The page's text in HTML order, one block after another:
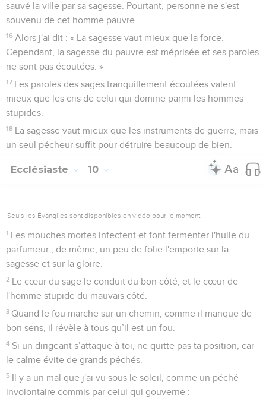
sauvé la ville par sa sagesse. Pourtant, personne ne s'est
souvenu de cet homme pauvre.
16 Alors j'ai dit : « La sagesse vaut mieux que la force.
Cependant, la sagesse du pauvre est méprisée et ses paroles
ne sont pas écoutées. »
17 Les paroles des sages tranquillement écoutées valent
mieux que les cris de celui qui domine parmi les hommes
stupides.
18 La sagesse vaut mieux que les instruments de guerre, mais
un seul pécheur suffit pour détruire beaucoup de bien.
Ecclésiaste 10
Seuls les Évangiles sont disponibles en vidéo pour le moment.
1 Les mouches mortes infectent et font fermenter l'huile du
parfumeur ; de même, un peu de folie l'emporte sur la
sagesse et sur la gloire.
2 Le cœur du sage le conduit du bon côté, et le cœur de
l'homme stupide du mauvais côté.
3 Quand le fou marche sur un chemin, comme il manque de
bon sens, il révèle à tous qu’il est un fou.
4 Si un dirigeant s’attaque à toi, ne quitte pas ta position, car
le calme évite de grands péchés.
5 Il y a un mal que j'ai vu sous le soleil, comme un péché
involontaire commis par celui qui gouverne :